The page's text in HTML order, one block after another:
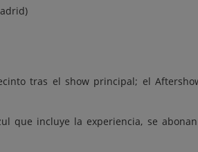
tras el show principal; el
que incluye la experiencia, se